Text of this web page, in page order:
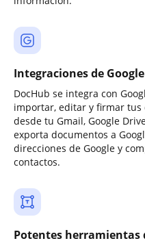
Integraciones de Google
DocHub se integra con
importar, editar y firmar
desde tu Gmail, Google
exporta documentos a
direcciones de Google y
contactos.
Potentes herramientas